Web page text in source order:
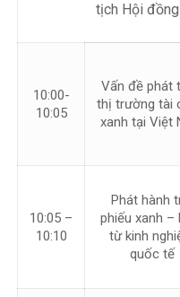
tịch Hội
10:00-
10:05
Vấn đề phát
thị trường tài
xanh tại Việt
10:05 –
10:10
Phát hành
phiếu xanh –
từ kinh
quốc tế